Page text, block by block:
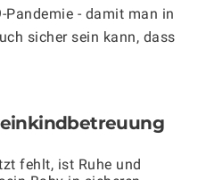
Pandemie - damit man in
sicher sein kann, dass
fehlt, ist Ruhe und